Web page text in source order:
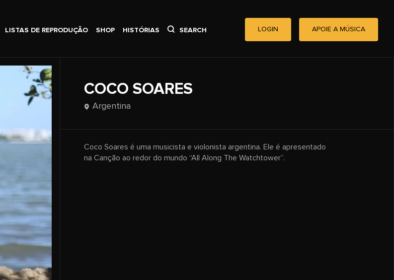
LISTAS DE REPRODUÇÃO SHOP HISTÓRIAS SEARCH LOGIN APOIE A MÚSICA
COCO SOARES
Argentina
Coco Soares é uma musicista e violonista argentina. Ele é apresentado
na Canção ao redor do mundo “All Along The Watchtower”.